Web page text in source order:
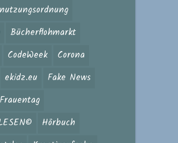
Bücherflohmarkt
CodeWeek
Corona
ekidz.eu
Fake News
Frauentag
Hörbuch